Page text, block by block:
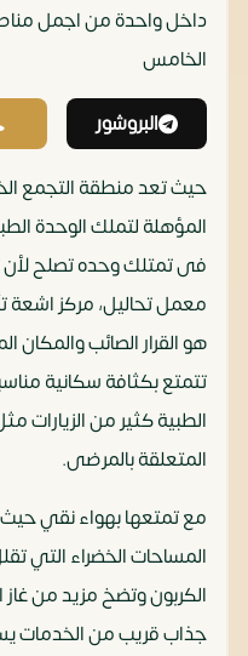
داخل واحدة من اجمل
الخامس‏
البروشور
حيث تعد منطقة التجمع
المؤهلة لتملك الوحدة
فى تمتلك وحده تصلح لأن
معمل تحاليل، مركز اشعة
هو القرار الصائب
تتمتع بكثافة سكانية
الطبية كثير من الزيارات
المتعلقة بالمرضى.
مع تمتعها بهواء نقي
المساحات الخضراء التي
الكربون وتضخ مزيد من
جذاب قريب من الخدمات